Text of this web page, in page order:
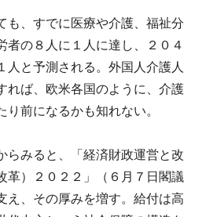
、すでに医療や介護、福祉分
者の８人に１人に達し、２０４
人と予測される。外国人介護人
れば、欧米各国のように、介護
前になるかも知れない。
みると、「経済財政運営と改
革）２０２２」（６月７日閣議
え、その厚みを増す。給付は高